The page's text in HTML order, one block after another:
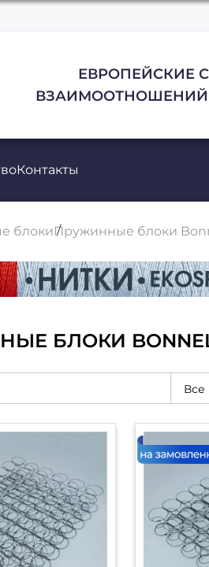
ЕВРОПЕЙСКИЕ
ВЗАИМООТНОШЕНИЙ
Контакты
блокиПружинные блоки
БЛОКИ
Все